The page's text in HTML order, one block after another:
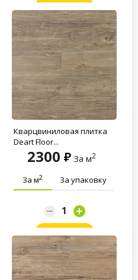
Заказать
Кварцвиниловая плитка
Deart Floor...
2300 За м2
За м2 За упаковку
Заказать